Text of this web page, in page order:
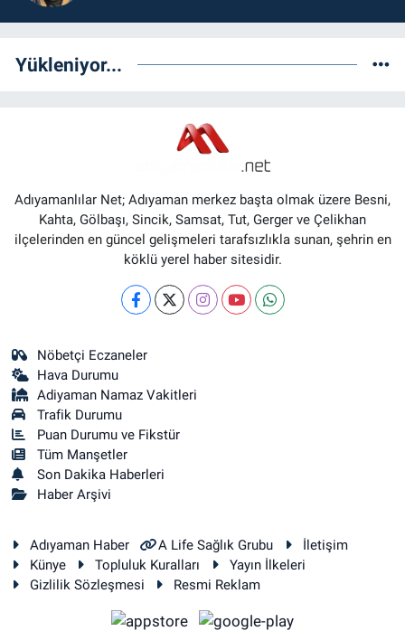
Yükleniyor...
Adıyamanlılar Net; Adıyaman merkez başta olmak üzere Besni,
Kahta, Gölbaşı, Sincik, Samsat, Tut, Gerger ve Çelikhan
ilçelerinden en güncel gelişmeleri tarafsızlıkla sunan, şehrin en
köklü yerel haber sitesidir.
Nöbetçi Eczaneler
Hava Durumu
Adiyaman Namaz Vakitleri
Trafik Durumu
Puan Durumu ve Fikstür
Tüm Manşetler
Son Dakika Haberleri
Haber Arşivi
Adıyaman Haber A Life Sağlık Grubu
İletişim
Künye
Topluluk Kuralları
Yayın İlkeleri
Gizlilik Sözleşmesi
Resmi Reklam